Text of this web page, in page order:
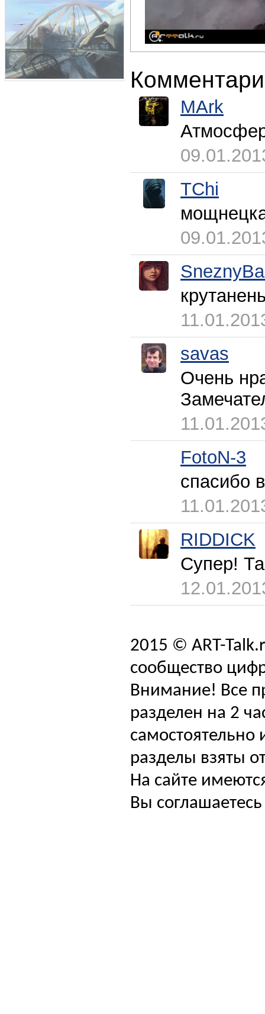
MArk
TChi
savas
Очень
FotoN-3
спасибо
RIDDICK
Супер!
2015 © ART-
сообщество
Внимание! Все
разделен на 2
самостоятельно
разделы взяты
На сайте
Вы